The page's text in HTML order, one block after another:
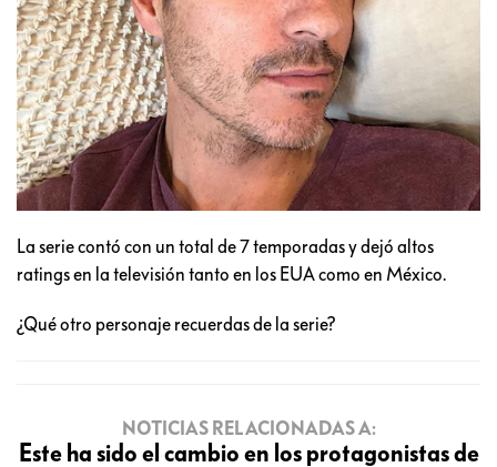
La serie contó con un total de 7 temporadas y dejó altos
ratings en la televisión tanto en los EUA como en México.
¿Qué otro personaje recuerdas de la serie?
NOTICIAS RELACIONADAS A:
Este ha sido el cambio en los protagonistas de